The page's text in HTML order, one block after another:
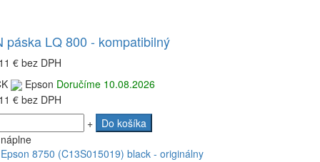
páska LQ 800 - kompatibilný
€bez DPH
Epson Doručíme 10.08.2026
€bez DPH
+
Do košíka